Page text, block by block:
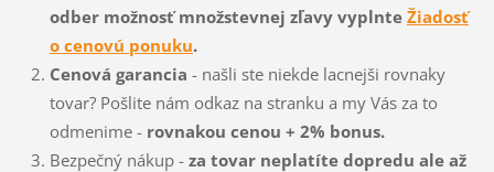
odber možnosť množstevnej zľavy vyplnte Žiadosť
o cenovú ponuku.
Cenová garancia - našli ste niekde lacnejši rovnaky
tovar? Pošlite nám odkaz na stranku a my Vás za to
odmenime - rovnakou cenou + 2% bonus.
Bezpečný nákup - za tovar neplatíte dopredu ale až